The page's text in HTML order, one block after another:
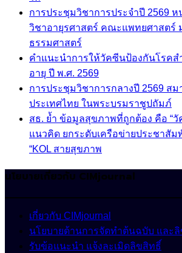
การประชุมวิชาการประจำปี 2569
วิชาอายุรศาสตร์ คณะแพทยศาสตร์
ธรรมศาสตร์
คำแนะนำการให้วัคซีนป้องกันโรคส
อายุ ปี พ.ศ. 2569
การประชุมวิชาการกลางปี 2569 ส
ประเทศไทย ในพระบรมราชูปถัมภ์
สธ. ย้ำ ข้อมูลสุขภาพที่ถูกต้อง คือ “
แนวคิด ยกระดับเครือข่ายประชาสัม
“KOL สายสุขภาพ
นโยบายเกี่ยวกับ CIMjournal
เกี่ยวกับ CIMjournal
นโยบายด้านการจัดทำต้นฉบับ และ
รับข้อแนะนำ แจ้งละเมิดลิขสิทธิ์